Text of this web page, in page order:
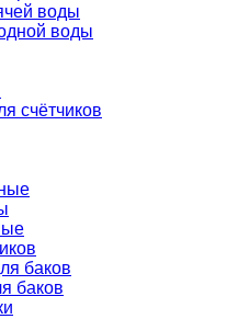
воды
воды
счётчиков
баков
баков